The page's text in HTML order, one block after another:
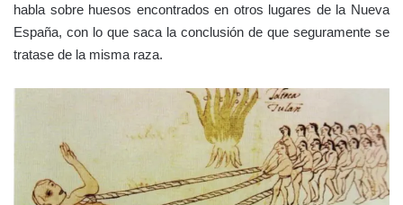
habla sobre huesos encontrados en otros lugares de la Nueva
España, con lo que saca la conclusión de que seguramente se
tratase de la misma raza.